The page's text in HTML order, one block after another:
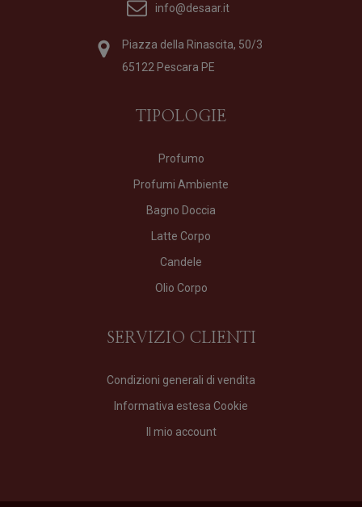
info@desaar.it
Piazza della Rinascita, 50/3
65122 Pescara PE
TIPOLOGIE
Profumo
Profumi Ambiente
Bagno Doccia
Latte Corpo
Candele
Olio Corpo
SERVIZIO CLIENTI
Condizioni generali di vendita
Informativa estesa Cookie
Il mio account